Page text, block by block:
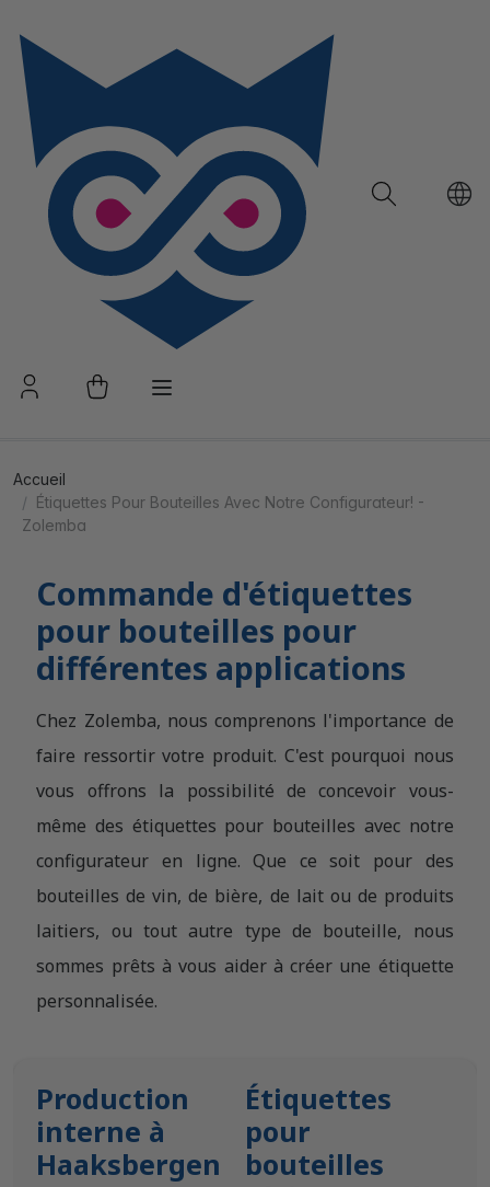
Accueil
Étiquettes Pour Bouteilles Avec Notre Configurateur! -
Zolemba
Commande d'étiquettes
pour bouteilles pour
différentes applications
Chez Zolemba, nous comprenons l'importance de
faire ressortir votre produit. C'est pourquoi nous
vous offrons la possibilité de concevoir vous-
même des étiquettes pour bouteilles avec notre
configurateur en ligne. Que ce soit pour des
bouteilles de vin, de bière, de lait ou de produits
laitiers, ou tout autre type de bouteille, nous
sommes prêts à vous aider à créer une étiquette
personnalisée.
Production
interne à
Haaksbergen
Étiquettes
pour
bouteilles